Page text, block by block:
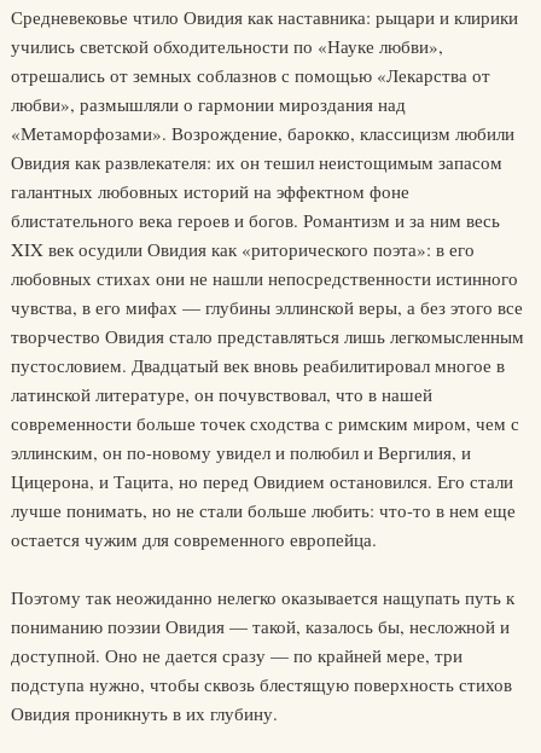
Средневековье чтило Овидия как наставника: рыцари и клирики
учились светской обходительности по «Науке любви»,
отрешались от земных соблазнов с помощью «Лекарства от
любви», размышляли о гармонии мироздания над
«Метаморфозами». Возрождение, барокко, классицизм любили
Овидия как развлекателя: их он тешил неистощимым запасом
галантных любовных историй на эффектном фоне
блистательного века героев и богов. Романтизм и за ним весь
XIX век осудили Овидия как «риторического поэта»: в его
любовных стихах они не нашли непосредственности истинного
чувства, в его мифах — глубины эллинской веры, а без этого все
творчество Овидия стало представляться лишь легкомысленным
пустословием. Двадцатый век вновь реабилитировал многое в
латинской литературе, он почувствовал, что в нашей
современности больше точек сходства с римским миром, чем с
эллинским, он по-новому увидел и полюбил и Вергилия, и
Цицерона, и Тацита, но перед Овидием остановился. Его стали
лучше понимать, но не стали больше любить: что-то в нем еще
остается чужим для современного европейца.
Поэтому так неожиданно нелегко оказывается нащупать путь к
пониманию поэзии Овидия — такой, казалось бы, несложной и
доступной. Оно не дается сразу — по крайней мере, три
подступа нужно, чтобы сквозь блестящую поверхность стихов
Овидия проникнуть в их глубину.